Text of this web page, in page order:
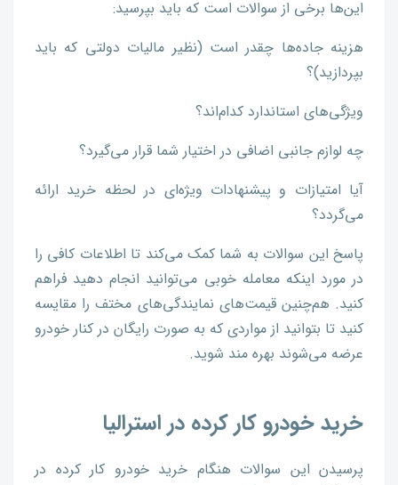
این‌ها برخی از سوالات است که باید بپرسید:
هزینه جاده‌ها چقدر است (نظیر مالیات دولتی که باید
بپردازید)؟
ویژگی‌های استاندارد کدام‌اند؟
چه لوازم جانبی اضافی در اختیار شما قرار می‌گیرد؟
آیا امتیازات و پیشنهادات ویژه‌ای در لحظه خرید ارائه
می‌گردد؟
پاسخ این سوالات به شما کمک می‌کند تا اطلاعات کافی را
در مورد اینکه معامله خوبی می‌توانید انجام دهید فراهم
کنید. هم‌چنین قیمت‌های نمایندگی‌های مختف را مقایسه
کنید تا بتوانید از مواردی که به صورت رایگان در کنار خودرو
عرضه می‌شوند بهره مند شوید.
خرید خودرو کار کرده در استرالیا
پرسیدن این سوالات هنگام خرید خودرو کار کرده در